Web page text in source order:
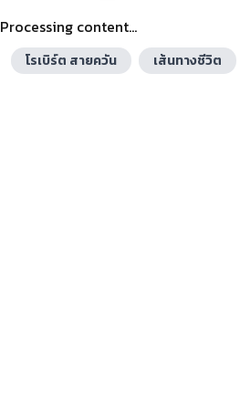
Processing content...
โรเบิร์ต สายควัน เส้นทางชีวิต